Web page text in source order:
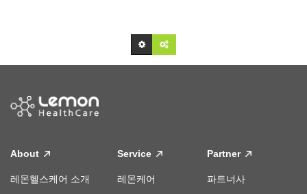
About
레몬헬스케어 소개
Service
레몬케어
Partner
파트너사